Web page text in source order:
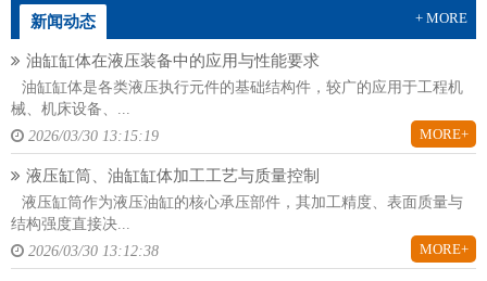
新闻动态 + MORE
油缸缸体在液压装备中的应用与性能要求
油缸缸体是各类液压执行元件的基础结构件，较广的应用于工程机
械、机床设备、...
2026/03/30 13:15:19
MORE+
液压缸筒、油缸缸体加工工艺与质量控制
液压缸筒作为液压油缸的核心承压部件，其加工精度、表面质量与
结构强度直接决...
2026/03/30 13:12:38
MORE+